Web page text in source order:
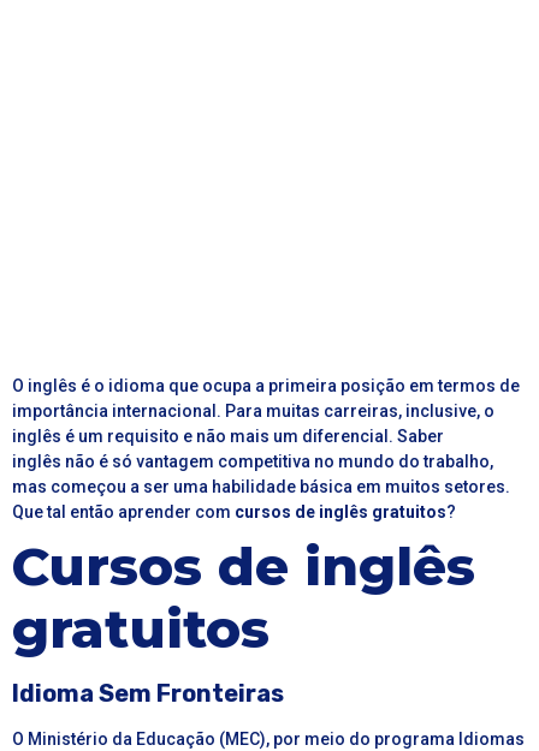
O inglês é o idioma que ocupa a primeira posição em termos de
importância internacional. Para muitas carreiras, inclusive, o
inglês é um requisito e não mais um diferencial. Saber
inglês não é só vantagem competitiva no mundo do trabalho,
mas começou a ser uma habilidade básica em muitos setores.
Que tal então aprender com cursos de inglês gratuitos?
Cursos de inglês
gratuitos
Idioma Sem Fronteiras
O Ministério da Educação (MEC), por meio do programa Idiomas